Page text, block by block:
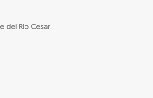
del Río Cesar